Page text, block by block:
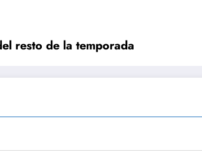
resto de la temporada